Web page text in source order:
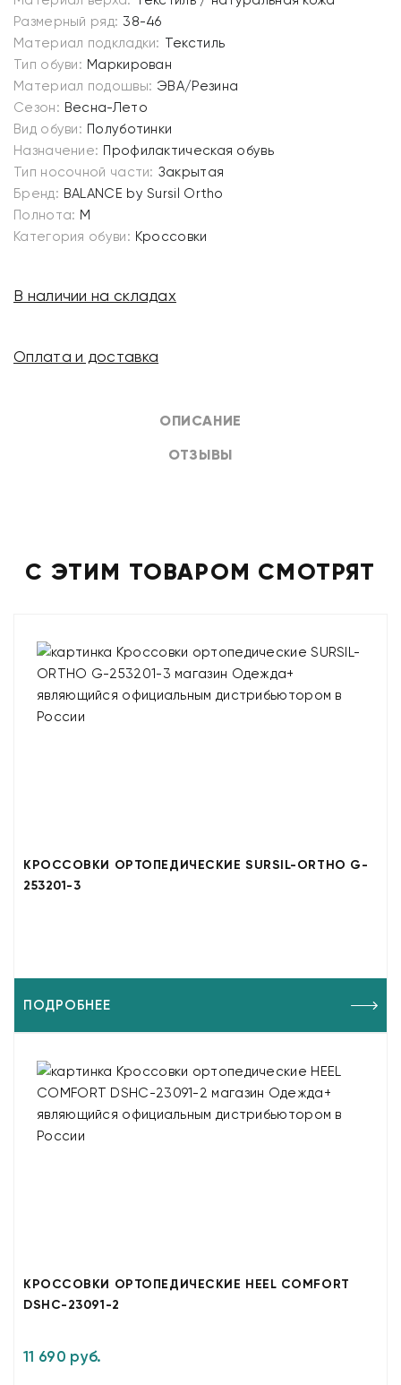
ОПИСАНИЕ
ОТЗЫВЫ
Размерный ряд: 38-46
Материал подкладки: Текстиль
Тип обуви: Маркирован
Материал подошвы: ЭВА/Резина
Сезон: Весна-Лето
Вид обуви: Полуботинки
Назначение: Профилактическая обувь
Тип носочной части: Закрытая
Бренд: BALANCE by Sursil Ortho
Полнота: M
Категория обуви: Кроссовки
В наличии на складах
Оплата и доставка
С ЭТИМ ТОВАРОМ СМОТРЯТ
КРОССОВКИ ОРТОПЕДИЧЕСКИЕ SURSIL-ORTHO G-
253201-3
ПОДРОБНЕЕ
КРОССОВКИ ОРТОПЕДИЧЕСКИЕ HEEL COMFORT
DSHC-23091-2
11 690 руб.